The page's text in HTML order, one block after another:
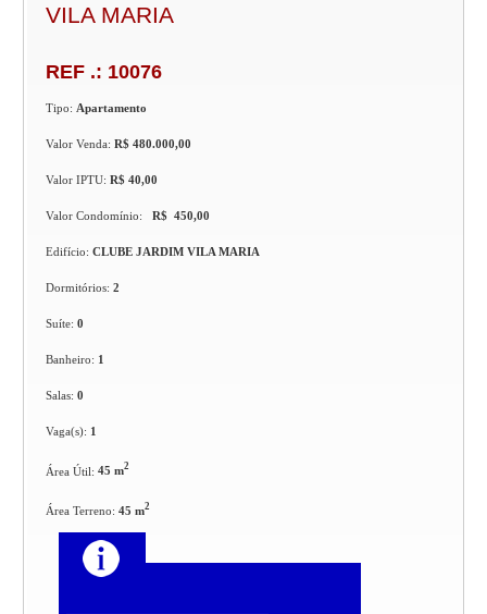
VILA MARIA
REF .: 10076
Tipo: Apartamento
Valor Venda:R$ 480.000,00
Valor IPTU:R$ 40,00
Valor Condomínio: R$ 450,00
Edifício:CLUBE JARDIM VILA MARIA
Dormitórios:2
Suíte:0
Banheiro: 1
Salas:0
Vaga(s): 1
Área Útil:45 m2
Área Terreno:45 m2